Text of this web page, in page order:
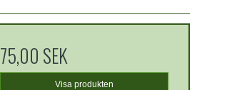
75,00 SEK
Visa produkten